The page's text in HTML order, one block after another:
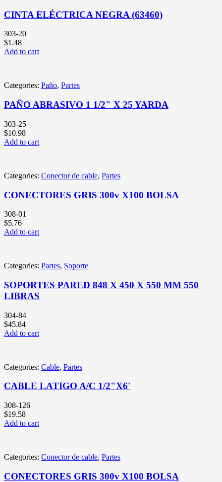
CINTA ELÉCTRICA NEGRA (63460)
303-20
$1.48
Add to cart
Categories: Paño, Partes
PAÑO ABRASIVO 1 1/2" X 25 YARDA
303-25
$10.98
Add to cart
Categories: Conector de cable, Partes
CONECTORES GRIS 300v X100 BOLSA
308-01
$5.76
Add to cart
Categories: Partes, Soporte
SOPORTES PARED 848 X 450 X 550 MM 550
LIBRAS
304-84
$45.84
Add to cart
Categories: Cable, Partes
CABLE LATIGO A/C 1/2"X6'
308-126
$19.58
Add to cart
Categories: Conector de cable, Partes
CONECTORES GRIS 300v X100 BOLSA